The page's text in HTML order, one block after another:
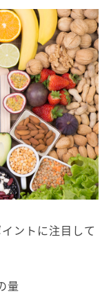
ントに注目して
量